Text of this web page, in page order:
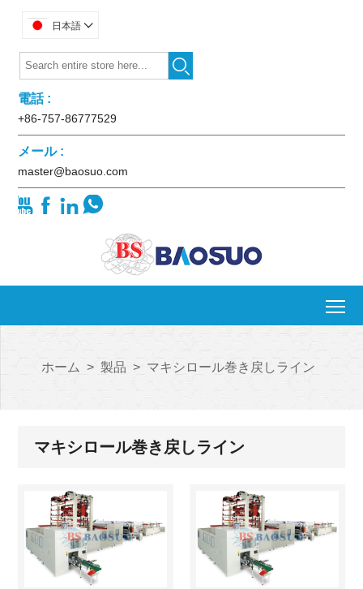
日本語 

電話 :
+86-757-86777529
メール :
master@baosuo.com
   
ホーム > 製品 > マキシロール巻き戻しライン
マキシロール巻き戻しライン